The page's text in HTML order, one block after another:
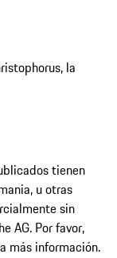
la
tienen
u otras
sin
AG. Por favor,
más información.